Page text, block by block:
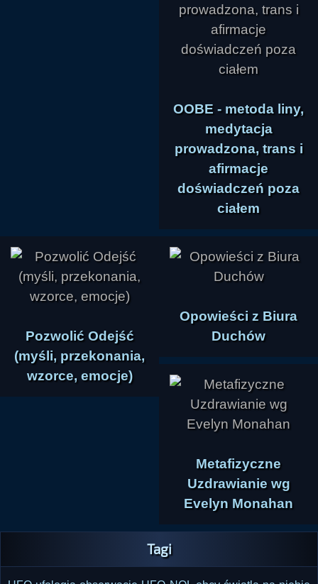
OOBE - metoda liny,
medytacja
prowadzona, trans i
afirmacje
doświadczeń poza
ciałem
Pozwolić Odejść
(myśli, przekonania,
wzorce, emocje)
Opowieści z Biura
Duchów
Metafizyczne
Uzdrawianie wg
Evelyn Monahan
Tagi